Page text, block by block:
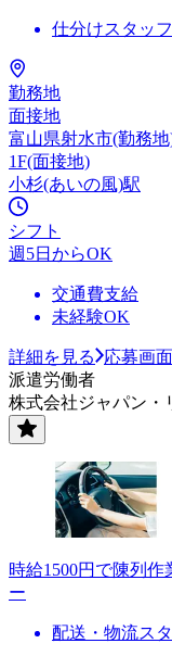
仕分けスタッフ
勤務地
面接地
富山県射水市(勤務
1F(面接地)
小杉(あいの風)駅
シフト
週5日からOK
交通費支給
未経験OK
詳細を見る
応募画
派遣労働者
株式会社ジャパン・
時給1500円で陳列
ー
配送・物流ス